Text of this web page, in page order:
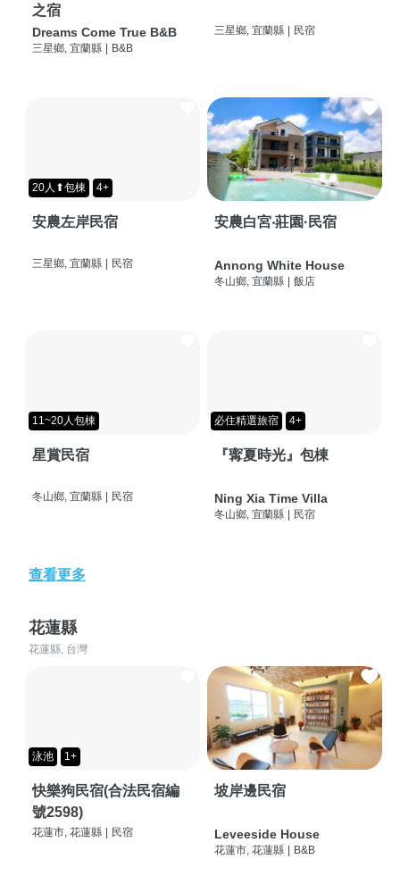
之宿
Dreams Come True B&B
三星鄉, 宜蘭縣 | B&B
三星鄉, 宜蘭縣 | 民宿
20人⬆包棟 4+
安農左岸民宿
三星鄉, 宜蘭縣 | 民宿
安農白宮‧莊園·民宿
Annong White House
冬山鄉, 宜蘭縣 | 飯店
11~20人包棟
星賞民宿
冬山鄉, 宜蘭縣 民宿
必住精選旅宿 4+
『寗夏時光』包棟
Ning Xia Time Villa
冬山鄉, 宜蘭縣 民宿
查看更多
花蓮縣
花蓮縣, 台灣
泳池 1+
快樂狗民宿(合法民宿編
號2598)
花蓮市, 花蓮縣 民宿
坡岸邊民宿
Leveeside House
花蓮市, 花蓮縣 B&B